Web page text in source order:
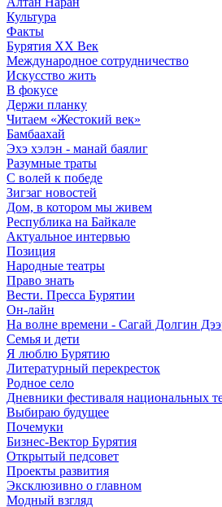
Культура
Факты
Бурятия XX Век
Международное сотрудничество
Искусство жить
В фокусе
Держи планку
Читаем «Жестокий век»
Бамбаахай
Эхэ хэлэн - манай баялиг
Разумные траты
С волей к победе
Зигзаг новостей
Дом, в котором мы живем
Республика на Байкале
Актуальное интервью
Позиция
Народные театры
Право знать
Вести. Пресса Бурятии
Он-лайн
На волне времени - Сагай Долгин
Семья и дети
Я люблю Бурятию
Литературный перекресток
Родное село
Дневники фестиваля национальных
Выбираю будущее
Почемуки
Бизнес-Вектор Бурятия
Открытый педсовет
Проекты развития
Эксклюзивно о главном
Модный взгляд